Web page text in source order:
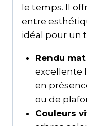
le temps. Il
entre
idéal pour un
Rendu
excellente
en
ou de
Couleurs